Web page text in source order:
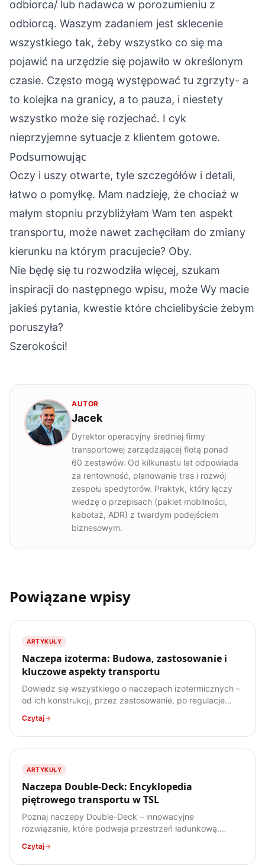
odbiorca/ lub nadawca w porozumieniu z
odbiorcą. Waszym zadaniem jest sklecenie
wszystkiego tak, żeby wszystko co się ma
pojawić na urzędzie się pojawiło w określonym
czasie. Często mogą występować tu zgrzyty- a
to kolejka na granicy, a to pauza, i niestety
wszystko może się rozjechać. I cyk
nieprzyjemne sytuacje z klientem gotowe.
Podsumowując
Oczy i uszy otwarte, tyle szczegółów i detali,
łatwo o pomyłkę. Mam nadzieję, że chociaż w
małym stopniu przybliżyłam Wam ten aspekt
transportu, może nawet zachęciłam do zmiany
kierunku na którym pracujecie? Oby.
Nie będę się tu rozwodziła więcej, szukam
inspiracji do następnego wpisu, może Wy macie
jakieś pytania, kwestie które chcielibyście żebym
poruszyła?
Szerokości!
AUTOR
Jacek
Dyrektor operacyjny średniej firmy
transportowej zarządzającej flotą ponad
60 zestawów. Od kilkunastu lat odpowiada
za rentowność, planowanie tras i rozwój
zespołu spedytorów. Praktyk, który łączy
wiedzę o przepisach (pakiet mobilności,
kabotaż, ADR) z twardym podejściem
biznesowym.
Powiązane wpisy
ARTYKUŁY
Naczepa izoterma: Budowa, zastosowanie i
kluczowe aspekty transportu
Dowiedz się wszystkiego o naczepach izotermicznych –
od ich konstrukcji, przez zastosowanie, po regulacje
wrażliwych na temperaturę.
Czytaj
ARTYKUŁY
Naczepa Double-Deck: Encyklopedia
piętrowego transportu w TSL
Poznaj naczepy Double-Deck – innowacyjne
rozwiązanie, które podwaja przestrzeń ładunkową.
do jakich ładunków są najlepiej przystosowane.
Czytaj